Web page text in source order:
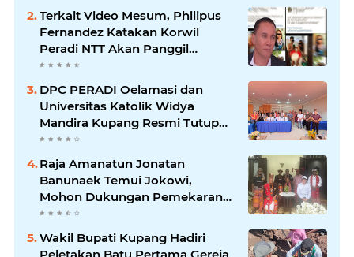
Terkait Video Mesum, Philipus
Fernandez Katakan Korwil
Peradi NTT Akan Panggil
Oknum Advokat
DPC PERADI Oelamasi dan
Universitas Katolik Widya
Mandira Kupang Resmi Tutup
PKPA Angkatan II
Raja Amanatun Jonatan
Banunaek Temui Jokowi,
Mohon Dukungan Pemekaran
Daerah Amanatun
Wakil Bupati Kupang Hadiri